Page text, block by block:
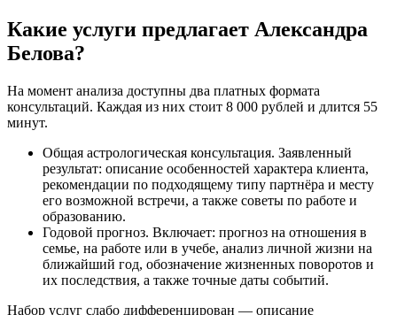
Какие услуги предлагает Александра
Белова?
На момент анализа доступны два платных формата
консультаций. Каждая из них стоит 8 000 рублей и длится 55
минут.
Общая астрологическая консультация. Заявленный
результат: описание особенностей характера клиента,
рекомендации по подходящему типу партнёра и месту
его возможной встречи, а также советы по работе и
образованию.
Годовой прогноз. Включает: прогноз на отношения в
семье, на работе или в учебе, анализ личной жизни на
ближайший год, обозначение жизненных поворотов и
их последствия, а также точные даты событий.
Набор услуг слабо дифференцирован — описание